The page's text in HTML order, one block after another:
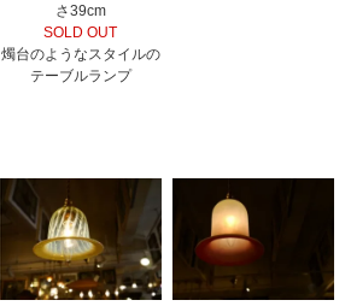
さ39cm
SOLD OUT
燭台のようなスタイルの
テーブルランプ